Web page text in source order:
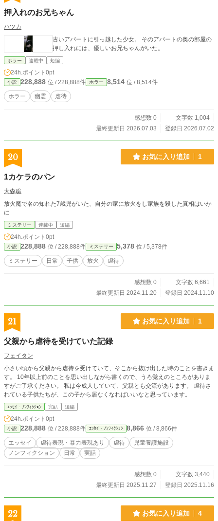
押入れのお兄ちゃん
ハツカ
古いアパートに引っ越した少女。 そのアパートの奥の部屋の
押し入れには、優しいお兄ちゃんがいた。
ホラー 連載中 短編
24h.ポイント 0pt
小説 228,888 位 / 228,888件 ホラー 8,514 位 / 8,514件
ホラー 幽霊 虐待
感想数 0
文字数 1,004
最終更新日 2026.07.03
登録日 2026.07.02
20 お気に入り追加 1
1カケラのパン
大森聡
放火魔で名の知れた7歳児がいた、自分の家に放火をし家族を殺した真相はいか
に
ミステリー 連載中 短編
24h.ポイント 0pt
小説 228,888 位 / 228,888件 ミステリー 5,378 位 / 5,378件
ミステリー 日常 子供 放火 虐待
感想数 0
文字数 6,661
最終更新日 2024.11.20
登録日 2024.11.10
21 お気に入り追加 1
父親から虐待を受けていた記録
フェイタン
小さい頃から父親から虐待を受けていて、そこから抜け出した時のことを書きま
す。 10年以上前のことを思い出しながら書くので、うろ覚えのところがありま
すがご了承ください。 私は今成人していて、父親とも交流があります。 虐待さ
れている子供たちが、この子から居なくなればいいなと思っています。
ｴｯｾｲ・ﾉﾝﾌｨｸｼｮﾝ 完結 短編
24h.ポイント 0pt
小説 228,888 位 / 228,888件 ｴｯｾｲ・ﾉﾝﾌｨｸｼｮﾝ 8,866 位 / 8,866件
エッセイ 虐待表現・暴力表現あり 虐待
児童養護施設
ノンフィクション
日常 実話
感想数 0
文字数 3,440
最終更新日 2025.11.27
登録日 2025.11.16
22 お気に入り追加 4